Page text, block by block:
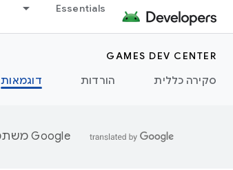
Essentials
GAMES DEV CENTER
סקירה כללית
הורדות דוגמאות
‫Google משתמשת בטכנולוגיית AI כדי לתרגם תוכן לשפה המועדפת עליך. בתרגומים כאלו עשויות להיות שגיאות.